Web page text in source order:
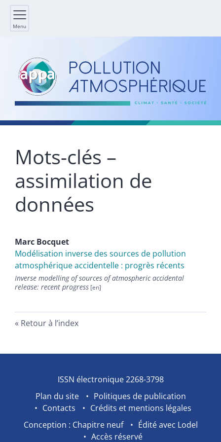
Menu
Mots-clés –
assimilation de
données
Marc Bocquet
Modélisation inverse des sources de pollution
atmosphérique accidentelle : progrès récents
Inverse modelling of sources of atmospheric accidental
release: recent progress
Retour à l’index
ISSN électronique 2268-3798
Plan du site
Politiques de publication
Contacts
Crédits et mentions légales
Conception : Chapitre neuf
Édité avec Lodel
Accès réservé